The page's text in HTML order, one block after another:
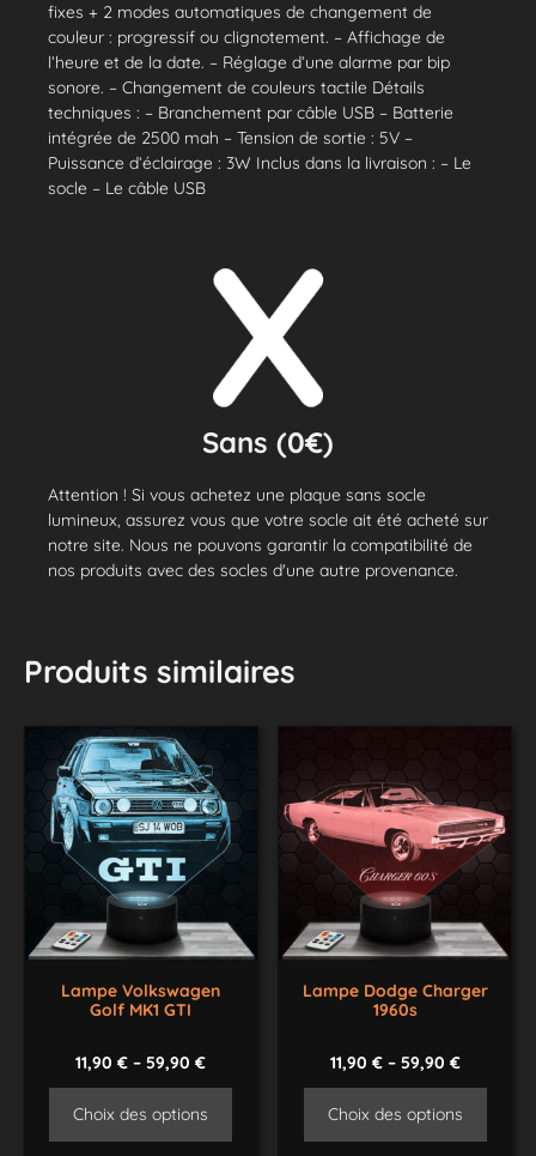
fixes + 2 modes automatiques de changement de
couleur : progressif ou clignotement. – Affichage de
l’heure et de la date. – Réglage d’une alarme par bip
sonore. – Changement de couleurs tactile Détails
techniques : – Branchement par câble USB – Batterie
intégrée de 2500 mah – Tension de sortie : 5V –
Puissance d’éclairage : 3W Inclus dans la livraison : – Le
socle – Le câble USB
Sans (0€)
Attention ! Si vous achetez une plaque sans socle
lumineux, assurez vous que votre socle ait été acheté sur
notre site. Nous ne pouvons garantir la compatibilité de
nos produits avec des socles d'une autre provenance.
Produits similaires
Lampe Volkswagen
Golf MK1 GTI
11,90€ –59,90€
Choix des options
Lampe Dodge Charger
1960s
11,90 €– 59,90 €
Choix des options